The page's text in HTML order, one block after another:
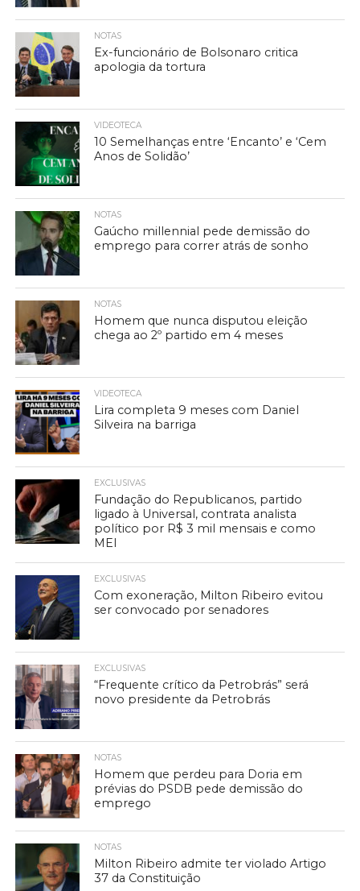
NOTAS
Ex-funcionário de Bolsonaro critica
apologia da tortura
VIDEOTECA
10 Semelhanças entre ‘Encanto’ e ‘Cem
Anos de Solidão’
NOTAS
Gaúcho millennial pede demissão do
emprego para correr atrás de sonho
NOTAS
Homem que nunca disputou eleição
chega ao 2º partido em 4 meses
VIDEOTECA
Lira completa 9 meses com Daniel
Silveira na barriga
EXCLUSIVAS
Fundação do Republicanos, partido
ligado à Universal, contrata analista
político por R$ 3 mil mensais e como
MEI
EXCLUSIVAS
Com exoneração, Milton Ribeiro evitou
ser convocado por senadores
EXCLUSIVAS
“Frequente crítico da Petrobrás” será
novo presidente da Petrobrás
NOTAS
Homem que perdeu para Doria em
prévias do PSDB pede demissão do
emprego
NOTAS
Milton Ribeiro admite ter violado Artigo
37 da Constituição